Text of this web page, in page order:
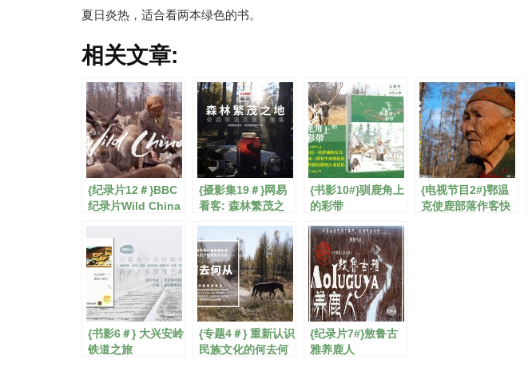
夏日炎热，适合看两本绿色的书。
相关文章:
{纪录片12＃}BBC
纪录片Wild China
{摄影集19＃}网易
看客: 森林繁茂之
{书影10#}驯鹿角上
的彩带
{电视节目2#}鄂温
克使鹿部落作客快
{书影6＃} 大兴安岭
铁道之旅
{专题4＃} 重新认识
民族文化的何去何
{纪录片7#}敖鲁古
雅养鹿人